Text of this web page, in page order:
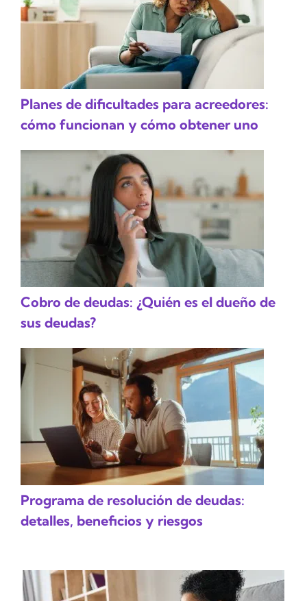
Planes de dificultades para acreedores:
cómo funcionan y cómo obtener uno
Cobro de deudas: ¿Quién es el dueño de
sus deudas?
Programa de resolución de deudas:
detalles, beneficios y riesgos